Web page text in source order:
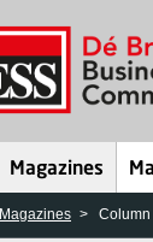
Magazines
Magazines Column